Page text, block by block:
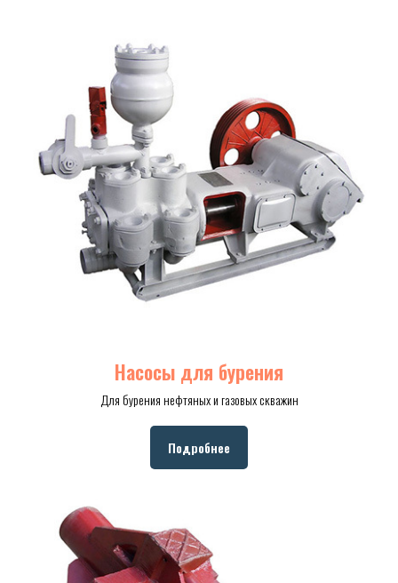
Насосы для бурения
Для бурения нефтяных и газовых скважин
Подробнее